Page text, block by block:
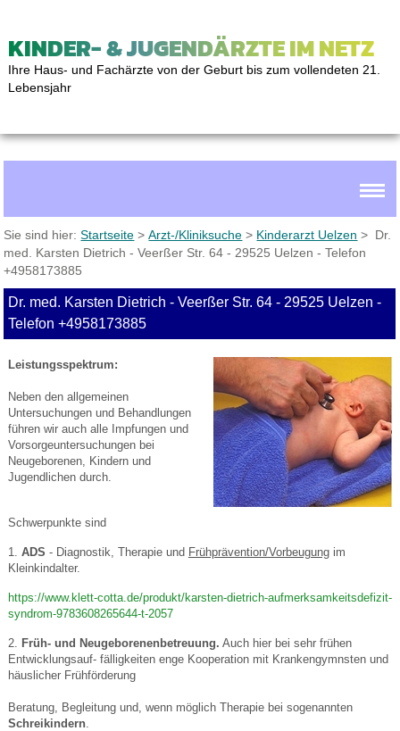
KINDER- & JUGENDÄRZTE IM NETZ
Ihre Haus- und Fachärzte von der Geburt bis zum vollendeten 21.
Lebensjahr
Sie sind hier:Startseite >Arzt-/Kliniksuche > Kinderarzt Uelzen > Dr.
med. Karsten Dietrich - Veerßer Str. 64 - 29525 Uelzen - Telefon
+4958173885
Dr. med. Karsten Dietrich - Veerßer Str. 64 - 29525 Uelzen -
Telefon +4958173885
Leistungsspektrum:
Neben den allgemeinen
Untersuchungen und Behandlungen
führen wir auch alle Impfungen und
Vorsorgeuntersuchungen bei
Neugeborenen, Kindern und
Jugendlichen durch.
Schwerpunkte sind
1. ADS - Diagnostik, Therapie und Frühprävention/Vorbeugungim
Kleinkindalter.
https://www.klett-cotta.de/produkt/karsten-dietrich-aufmerksamkeitsdefizit-
syndrom-9783608265644-t-2057
2. Früh- und Neugeborenenbetreuung. Auch hier bei sehr frühen
Entwicklungsauf- fälligkeiten enge Kooperation mit Krankengymnsten und
häuslicher Frühförderung
Beratung, Begleitung und, wenn möglich Therapie bei sogenannten
Schreikindern.